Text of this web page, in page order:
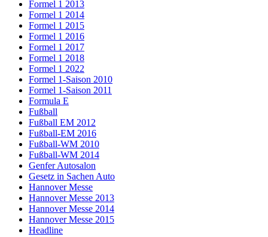
Formel 1 2013
Formel 1 2014
Formel 1 2015
Formel 1 2016
Formel 1 2017
Formel 1 2018
Formel 1 2022
Formel 1-Saison 2010
Formel 1-Saison 2011
Formula E
Fußball
Fußball EM 2012
Fußball-EM 2016
Fußball-WM 2010
Fußball-WM 2014
Genfer Autosalon
Gesetz in Sachen Auto
Hannover Messe
Hannover Messe 2013
Hannover Messe 2014
Hannover Messe 2015
Headline